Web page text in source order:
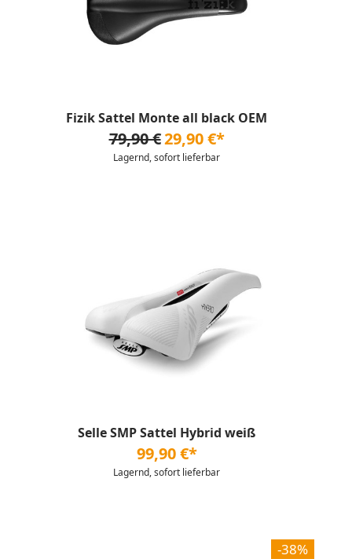
Fizik Sattel Monte all black OEM
79,90 €29,90 €*
Lagernd, sofort lieferbar
Selle SMP Sattel Hybrid weiß
99,90 €*
Lagernd, sofort lieferbar
-38%